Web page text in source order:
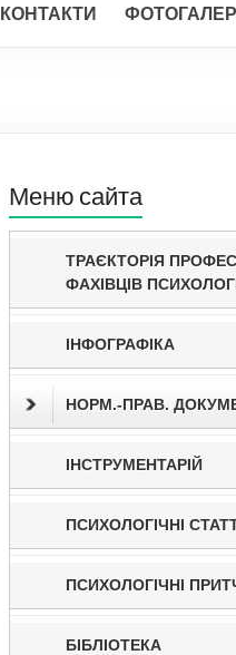
КОНТАКТИ
Меню сайта
ТРАЄКТОРІЯ
ФАХІВЦІВ
ІНФОГРАФІКА
НОРМ.-ПРАВ.
ІНСТРУМЕНТАРІЙ
ПСИХОЛОГІЧНІ
ПСИХОЛОГІЧНІ
БІБЛІОТЕКА